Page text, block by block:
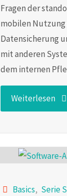
Fragen der
mobilen
Datensicherung
mit anderen
dem internen
Weiterlesen
Basics, Serie